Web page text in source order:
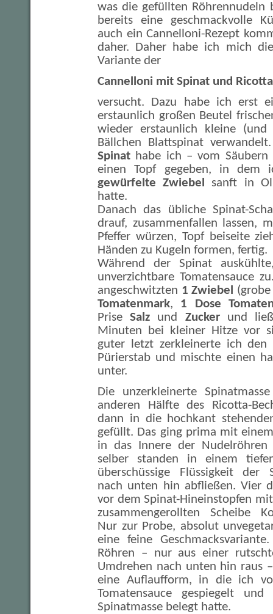
was die gefüllten
bereits eine geschmackvolle
auch ein Cannelloni-Rezept
daher. Daher habe ich mich
Variante der
Cannelloni mit Spinat und Ricotta
versucht. Dazu habe ich erst
erstaunlich großen Beutel
wieder erstaunlich kleine (und
Bällchen Blattspinat
Spinat habe ich – vom
einen Topf gegeben, in dem
gewürfelte Zwiebel
sanft in
hatte.
Danach das übliche Spinat-
drauf, zusammenfallen lassen,
Pfeffer würzen, Topf beiseite
Händen zu Kugeln formen, fertig.
Während der Spinat
unverzichtbare Tomatensauce
angeschwitzten 1 Zwiebel
Tomatenmark, 1 Dose
PriseSalz und Zuckerund ließ
Minuten bei kleiner Hitze vor
guter letzt zerkleinerte ich
Pürierstab und mischte einen
unter.
Die unzerkleinerte
anderen Hälfte des Ricotta-
dann in die hochkant
gefüllt. Das ging prima mit
in das Innere der Nudelröhren
selber standen in einem
überschüssige Flüssigkeit der
nach unten hin abfließen. Vier
vor dem Spinat-Hineinstopfen
zusammengerollten Scheibe
Nur zur Probe, absolut
eine feine
Röhren – nur aus einer
Umdrehen nach unten hin raus
eine Auflaufform, in die ich
Tomatensauce gespiegelt
Spinatmasse belegt hatte.